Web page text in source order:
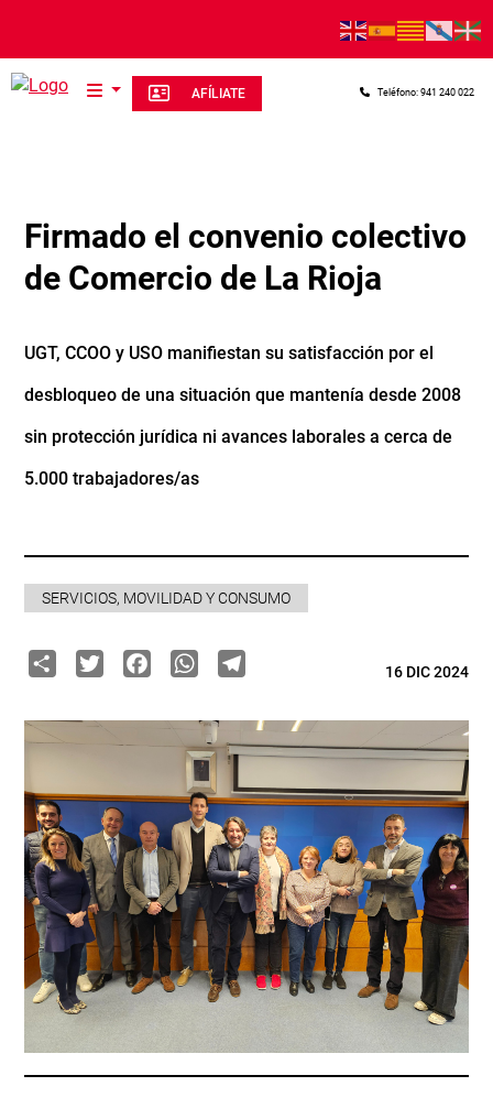
AFÍLIATE Teléfono: 941 240 022
Firmado el convenio colectivo
de Comercio de La Rioja
UGT, CCOO y USO manifiestan su satisfacción por el
desbloqueo de una situación que mantenía desde 2008
sin protección jurídica ni avances laborales a cerca de
5.000 trabajadores/as
SERVICIOS, MOVILIDAD Y CONSUMO
ShareTwitterFacebook
WhatsApp
Telegram16 DIC 2024